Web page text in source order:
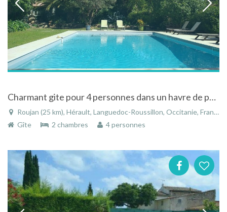
Charmant gite pour 4 personnes dans un havre de paix, tout près de Pézenas.
Roujan (25 km), Hérault, Languedoc-Roussillon, Occitanie, France
Gîte
2 chambres 4 personnes